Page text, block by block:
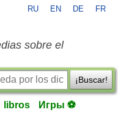
RU EN DE FR
sobre el
¡Buscar!
libros Игры ⚽